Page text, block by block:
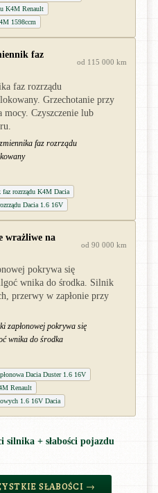
K4M Renault
1598ccm
faz
od 115 000 km
faz rozrządu
Grzechotanie przy
mocy. Czyszczenie lub
faz rozrządu
rozrządu K4M Dacia
Dacia 1.6 16V
wrażliwe na
od 90 000 km
pokrywa się
wnika do środka. Silnik
przerwy w zapłonie przy
zapłonowej pokrywa się
wnika do środka
Dacia Duster 1.6 16V
Renault
1.6 16V Dacia
silnika + słabości pojazdu
SŁABOŚCI →